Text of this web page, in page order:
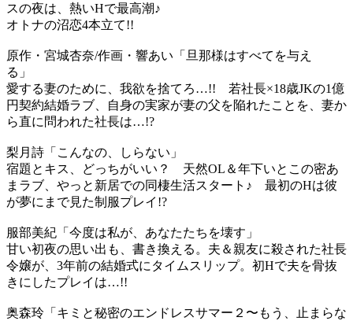
スの夜は、熱いHで最高潮♪
オトナの沼恋4本立て!!
原作・宮城杏奈/作画・響あい「旦那様はすべてを与え
る」
愛する妻のために、我欲を捨てろ…!! 若社長×18歳JKの1億
円契約結婚ラブ、自身の実家が妻の父を陥れたことを、妻か
ら直に問われた社長は…!?
梨月詩「こんなの、しらない」
宿題とキス、どっちがいい？ 天然OL＆年下いとこの密あ
まラブ、やっと新居での同棲生活スタート♪ 最初のHは彼
が夢にまで見た制服プレイ!?
服部美紀「今度は私が、あなたたちを壊す」
甘い初夜の思い出も、書き換える。夫＆親友に殺された社長
令嬢が、3年前の結婚式にタイムスリップ。初Hで夫を骨抜
きにしたプレイは…!!
奥森玲「キミと秘密のエンドレスサマー２〜もう、止まらな